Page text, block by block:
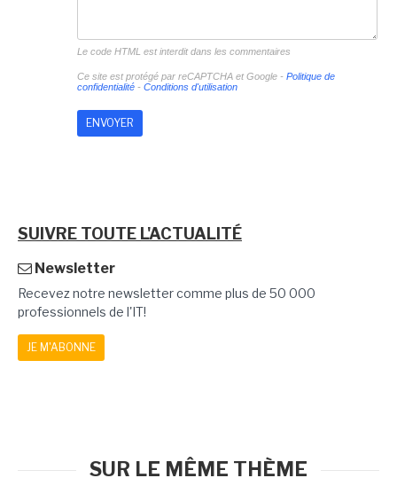
Le code HTML est interdit dans les commentaires
Ce site est protégé par reCAPTCHA et Google - Politique de
confidentialité- Conditions d'utilisation
SUIVRE TOUTE L'ACTUALITÉ
Newsletter
Recevez notre newsletter comme plus de 50 000
professionnels de l'IT!
JE M'ABONNE
SUR LE MÊME THÈME